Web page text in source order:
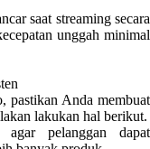
saat streaming secara
unggah minimal
pastikan Anda membuat
lakukan hal berikut.
pelanggan dapat